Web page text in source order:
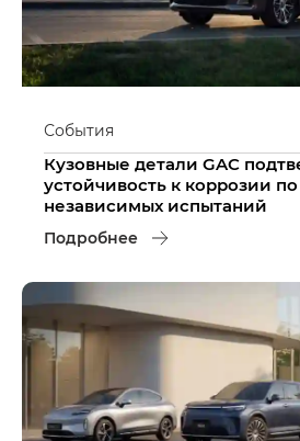
События
Кузовные детали GAC
устойчивость к коррозии
независимых испытаний
Подробнее